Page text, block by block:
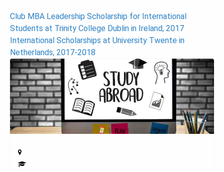
Post
navigation
Club MBA Leadership Scholarship for International
Students at Trinity College Dublin in Ireland, 2017
International Scholarships at University Twente in
Netherlands, 2017-2018